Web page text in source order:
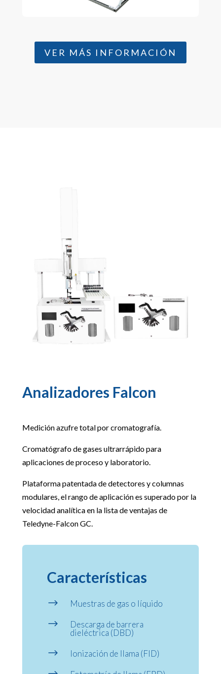
VER MÁS INFORMACIÓN
Analizadores Falcon
Medición azufre total por cromatografía.
Cromatógrafo de gases ultrarrápido para
aplicaciones de proceso y laboratorio.
Plataforma patentada de detectores y columnas
modulares, el rango de aplicación es superado por la
velocidad analítica en la lista de ventajas de
Teledyne-Falcon GC.
Características
$ Muestras de gas o líquido
$
Descarga de barrera
dieléctrica (DBD)
$ Ionización de llama (FID)